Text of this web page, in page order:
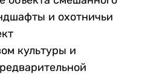
и охотничьи
культуры и